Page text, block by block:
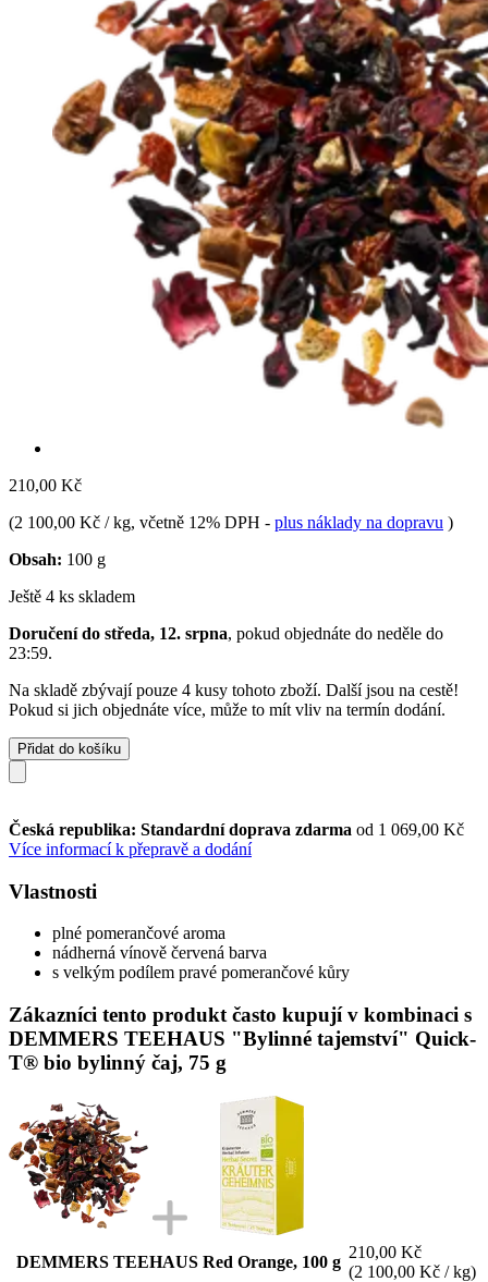
210,00 Kč
(2 100,00 Kč / kg, včetně 12% DPH - plus náklady na dopravu )
Obsah: 100 g
Ještě 4 ks skladem
Doručení do středa, 12. srpna, pokud objednáte do neděle do
23:59.
Na skladě zbývají pouze 4 kusy tohoto zboží. Další jsou na cestě!
Pokud si jich objednáte více, může to mít vliv na termín dodání.
Přidat do košíku
Česká republika: Standardní doprava zdarma od 1 069,00 Kč
Více informací k přepravě a dodání
Vlastnosti
plné pomerančové aroma
nádherná vínově červená barva
s velkým podílem pravé pomerančové kůry
Zákazníci tento produkt často kupují v kombinaci s
DEMMERS TEEHAUS "Bylinné tajemství" Quick-
T® bio bylinný čaj, 75 g
DEMMERS TEEHAUS Red Orange, 100 g
210,00 Kč
(2 100,00 Kč / kg)